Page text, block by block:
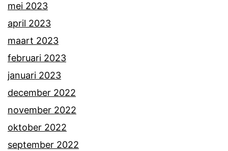
mei 2023
april 2023
maart 2023
februari 2023
januari 2023
december 2022
november 2022
oktober 2022
september 2022